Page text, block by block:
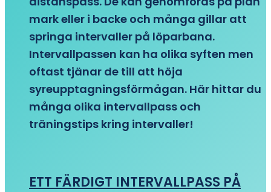
mark eller i backe och många gillar att
springa intervaller på löparbana.
Intervallpassen kan ha olika syften men
oftast tjänar de till att höja
syreupptagningsförmågan. Här hittar du
många olika intervallpass och
träningstips kring intervaller!
ETT FÄRDIGT INTERVALLPASS PÅ